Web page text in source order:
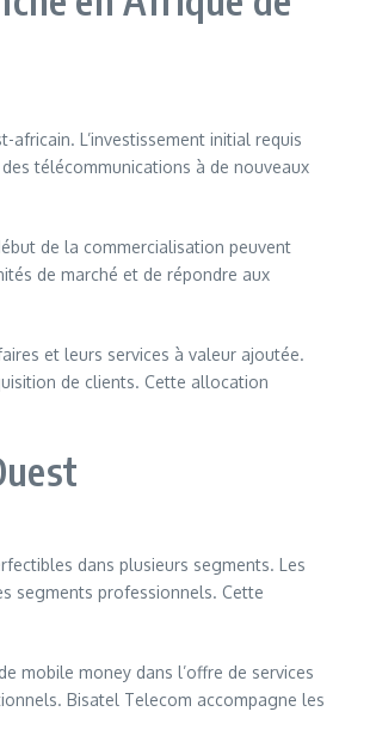
L’investissement initial requis
télécommunications à de nouveaux
de la commercialisation peuvent
de marché et de répondre aux
et leurs services à valeur ajoutée.
de clients. Cette allocation
dans plusieurs segments. Les
segments professionnels. Cette
mobile money dans l’offre de services
Bisatel Telecom accompagne les